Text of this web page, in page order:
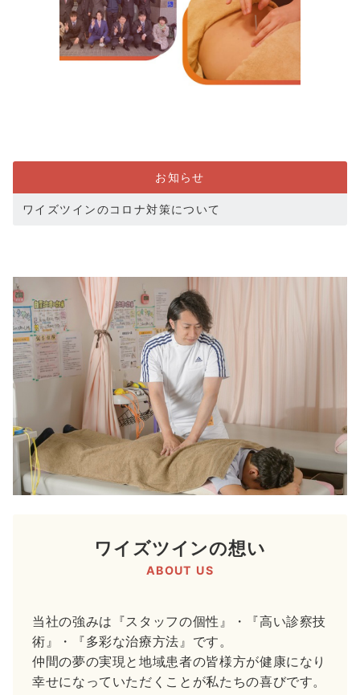
お知らせ
ワイズツインのコロナ対策について
ワイズツインの想い
ABOUT US
当社の強みは『スタッフの個性』・『高い診察技
術』・『多彩な治療方法』です。
仲間の夢の実現と地域患者の皆様方が健康になり
幸せになっていただくことが私たちの喜びです。